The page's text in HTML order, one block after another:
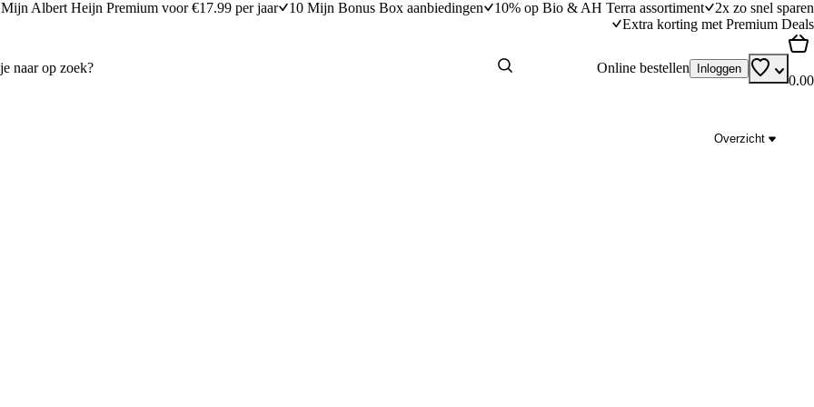
Mijn Albert Heijn Premium voor €17.99 per jaar 10 Mijn Bonus Box aanbiedingen 10% op Bio & AH Terra assortiment
2x zo snel sparen
Extra korting met Premium Deals
Online bestellen Inloggen
0.00
Overzicht